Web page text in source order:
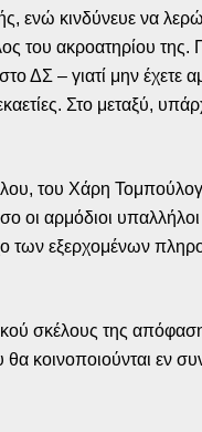
ενώ κινδύνευε να
του ακροατηρίου
ΔΣ – γιατί μην έχετε
Στο μεταξύ,
του Χάρη
οι αρμόδιοι
των εξερχομένων
σκέλους της
κοινοποιούνται εν